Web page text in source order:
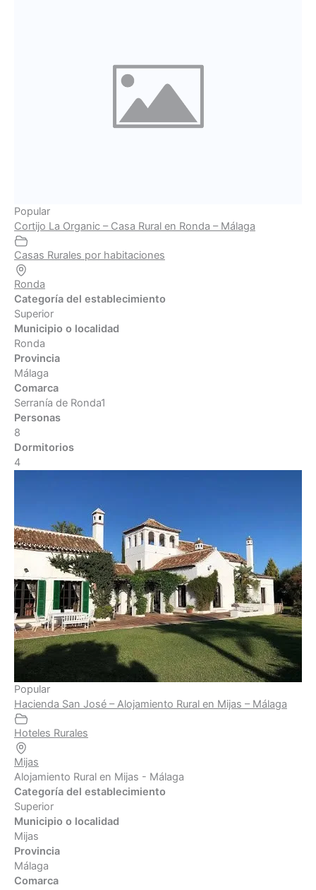
Popular
Cortijo La Organic – Casa Rural en Ronda – Málaga
Casas Rurales por habitaciones
Ronda
Categoría del establecimiento
Superior
Municipio o localidad
Ronda
Provincia
Málaga
Comarca
Serranía de Ronda1
Personas
8
Dormitorios
4
Popular
Hacienda San José – Alojamiento Rural en Mijas – Málaga
Hoteles Rurales
Mijas
Alojamiento Rural en Mijas - Málaga
Categoría del establecimiento
Superior
Municipio o localidad
Mijas
Provincia
Málaga
Comarca